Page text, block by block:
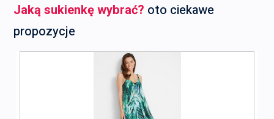
Jaką sukienkę wybrać? oto ciekawe
propozycje